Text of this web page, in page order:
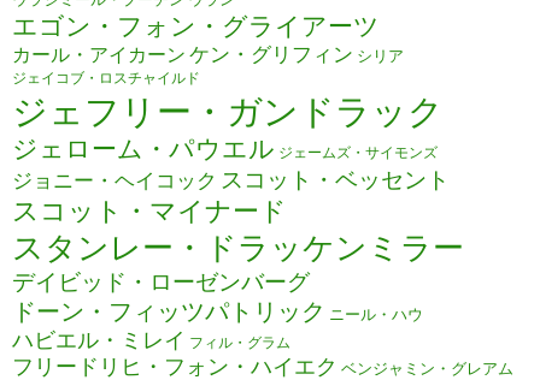
エゴン・フォン・グライアーツ
カール・アイカーン ケン・グリフィン シリア
ジェイコブ・ロスチャイルド
ジェフリー・ガンドラック
ジェローム・パウエル ジェームズ・サイモンズ
ジョニー・ヘイコック スコット・ベッセント
スコット・マイナード
スタンレー・ドラッケンミラー
デイビッド・ローゼンバーグ
ドーン・フィッツパトリック ニール・ハウ
ハビエル・ミレイ フィル・グラム
フリードリヒ・フォン・ハイエク ベンジャミン・グレアム